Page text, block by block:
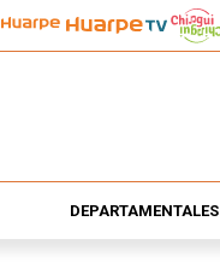
DEPARTAMENTALES